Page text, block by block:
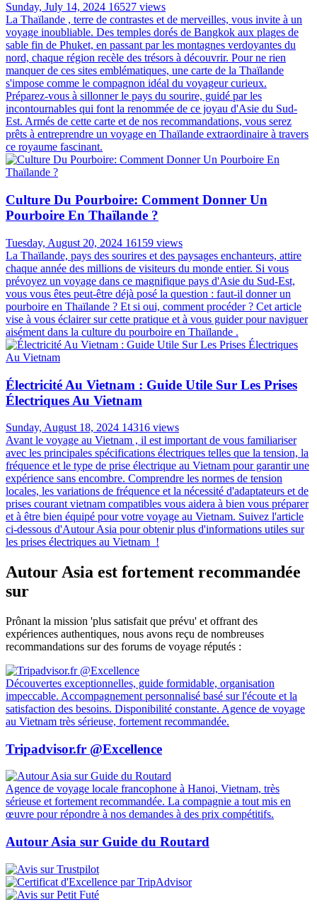
Sunday, July 14, 2024 16527 views
La Thaïlande , terre de contrastes et de merveilles, vous invite à un
voyage inoubliable. Des temples dorés de Bangkok aux plages de
sable fin de Phuket, en passant par les montagnes verdoyantes du
nord, chaque région recèle des trésors à découvrir. Pour ne rien
manquer de ces sites emblématiques, une carte de la Thaïlande
s'impose comme le compagnon idéal du voyageur curieux.
Préparez-vous à sillonner le pays du sourire, guidé par les
incontournables qui font la renommée de ce joyau d'Asie du Sud-
Est. Armés de cette carte et de nos recommandations, vous serez
prêts à entreprendre un voyage en Thaïlande extraordinaire à travers
ce royaume fascinant.
Culture Du Pourboire: Comment Donner Un
Pourboire En Thaïlande ?
Tuesday, August 20, 2024 16159 views
La Thaïlande, pays des sourires et des paysages enchanteurs, attire
chaque année des millions de visiteurs du monde entier. Si vous
prévoyez un voyage dans ce magnifique pays d'Asie du Sud-Est,
vous vous êtes peut-être déjà posé la question : faut-il donner un
pourboire en Thaïlande ? Et si oui, comment procéder ? Cet article
vise à vous éclairer sur cette pratique et à vous guider pour naviguer
aisément dans la culture du pourboire en Thaïlande .
Électricité Au Vietnam : Guide Utile Sur Les Prises
Électriques Au Vietnam
Sunday, August 18, 2024 14316 views
Avant le voyage au Vietnam , il est important de vous familiariser
avec les principales spécifications électriques telles que la tension, la
fréquence et le type de prise électrique au Vietnam pour garantir une
expérience sans encombre. Comprendre les normes de tension
locales, les variations de fréquence et la nécessité d'adaptateurs et de
prises courant vietnam compatibles vous aidera à bien vous préparer
et à être bien équipé pour votre voyage au Vietnam. Suivez l'article
ci-dessous d'Autour Asia pour obtenir plus d'informations utiles sur
les prises électriques au Vietnam !
Autour Asia est fortement recommandée
sur
Prônant la mission 'plus satisfait que prévu' et offrant des
expériences authentiques, nous avons reçu de nombreuses
recommandations sur des forums de voyage réputés :
Découvertes exceptionnelles, guide formidable, organisation
impeccable. Accompagnement personnalisé basé sur l'écoute et la
satisfaction des besoins. Disponibilité constante. Agence de voyage
au Vietnam très sérieuse, fortement recommandée.
Tripadvisor.fr @Excellence
Agence de voyage locale francophone à Hanoi, Vietnam, très
sérieuse et fortement recommandée. La compagnie a tout mis en
œuvre pour répondre à nos demandes à des prix compétitifs.
Autour Asia sur Guide du Routard